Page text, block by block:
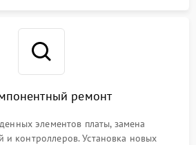
ремонт
элементов платы, замена
и контроллеров. Установка новых